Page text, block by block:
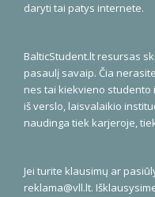
daryti tai patys internete.
BalticStudent.lt resursas
pasaulį savaip. Čia
nes tai kiekvieno studento
iš verslo, laisvalaikio
naudinga tiek karjeroje,
Jei turite klausimų ar
reklama@vll.lt.